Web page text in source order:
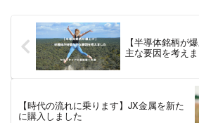
2025/4/14から4/18の主...
【半導体銘柄が
主な要因を考え
【時代の流れに乗ります】JX金属を新た
に購入しました